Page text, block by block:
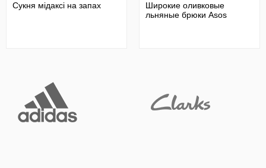
Сукня мідаксі на запах
Широкие оливковые
льняные брюки Asos